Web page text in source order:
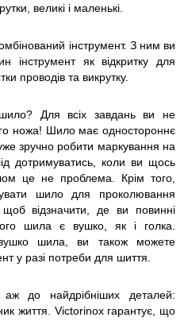
великі і маленькі.
інструмент. З ним ви
інструмент як відкритку для
проводів та викрутку.
Для всіх завдань ви не
ножа! Шило має одностороннє
зручно робити маркування на
дотримуватись, коли ви щось
це не проблема. Крім того,
шило для проколювання
відзначити, де ви повинні
шила є вушко, як і голка.
шила, ви також можете
у разі потреби для шиття.
аж до найдрібніших деталей:
життя. Victorinox гарантує, що